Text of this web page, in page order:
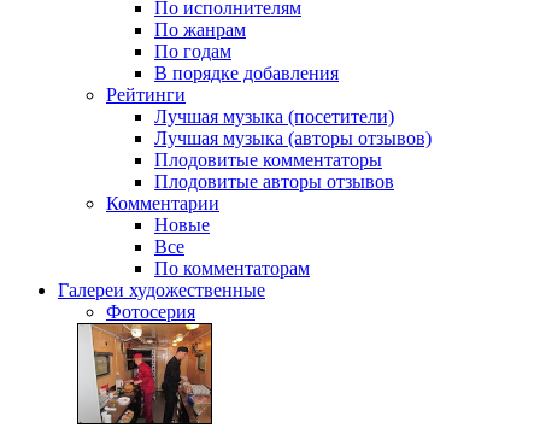
По исполнителям
По жанрам
По годам
В порядке добавления
Рейтинги
Лучшая музыка (посетители)
Лучшая музыка (авторы отзывов)
Плодовитые комментаторы
Плодовитые авторы отзывов
Комментарии
Новые
Все
По комментаторам
Галереи художественные
Фотосерия